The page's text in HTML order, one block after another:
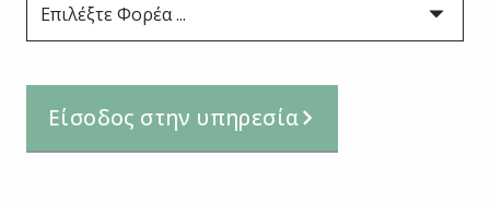
Επιλέξτε Φορέα ...
Είσοδος στην υπηρεσία